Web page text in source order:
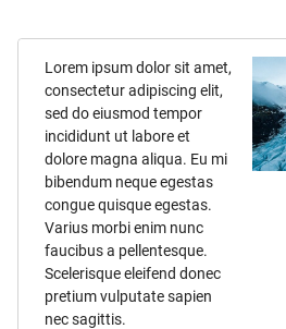
Lorem ipsum dolor sit amet,
consectetur adipiscing elit,
sed do eiusmod tempor
incididunt ut labore et
dolore magna aliqua. Eu mi
bibendum neque egestas
congue quisque egestas.
Varius morbi enim nunc
faucibus a pellentesque.
Scelerisque eleifend donec
pretium vulputate sapien
nec sagittis.